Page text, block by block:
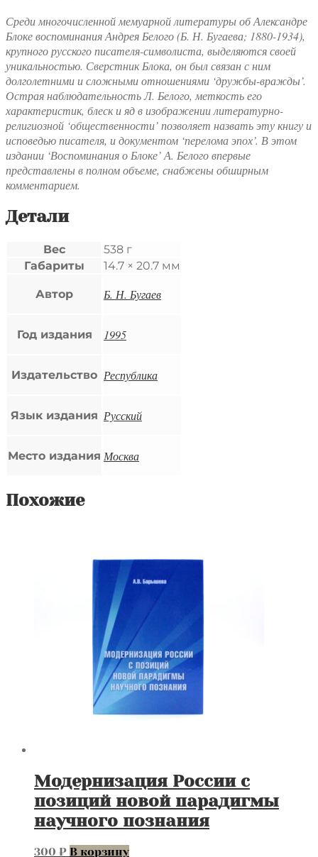
Среди многочисленной мемуарной литературы об Александре
Блоке воспоминания Андрея Белого (Б. Н. Бугаева; 1880-1934),
крупного русского писателя-символиста, выделяются своей
уникальностью. Сверстник Блока, он был связан с ним
долголетними и сложными отношениями ‘дружбы-вражды’.
Острая наблюдательность Л. Белого, меткость его
характеристик, блеск и яд в изображении литературно-
религиозной ‘общественности’ позволяет назвать эту книгу и
исповедью писателя, и документом ‘перелома эпох’. В этом
издании ‘Воспоминания о Блоке’ А. Белого впервые
представлены в полном объеме, снабжены обширным
комментарием.
Детали
Вес
538 г
Габариты
14.7 × 20.7 мм
Автор Б. Н. Бугаев
Год издания 1995
Издательство Республика
Язык издания Русский
Место издания Москва
Похожие
Модернизация России с
позиций новой парадигмы
научного познания
300 ₽ В корзину